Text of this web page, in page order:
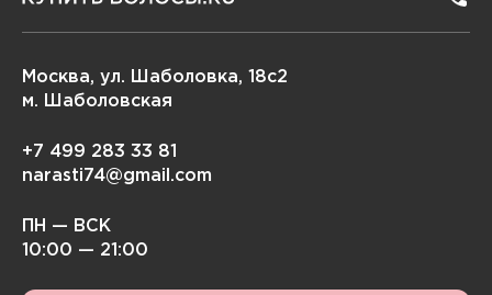
Москва, ул. Шаболовка, 18с2
м. Шаболовская
+7 499 283 33 81
narasti74@gmail.com
ПН — ВСК
10:00 — 21:00